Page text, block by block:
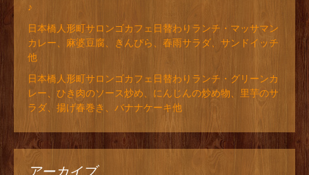
♪
日本橋人形町サロンゴカフェ日替わりランチ・マッサマン
カレー、麻婆豆腐、きんぴら、春雨サラダ、サンドイッチ
他
日本橋人形町サロンゴカフェ日替わりランチ・グリーンカ
レー、ひき肉のソース炒め、にんじんの炒め物、里芋のサ
ラダ、揚げ春巻き、バナナケーキ他
アーカイブ